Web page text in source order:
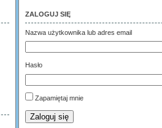
ZALOGUJ SIĘ
Nazwa użytkownika lub adres email
Hasło
Zapamiętaj mnie
Zaloguj się